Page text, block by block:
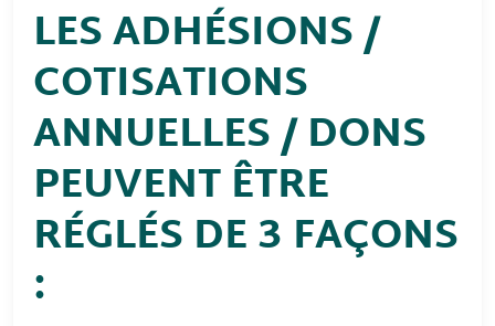
LES ADHÉSIONS /
COTISATIONS
ANNUELLES / DONS
PEUVENT ÊTRE
RÉGLÉS DE 3 FAÇONS
: